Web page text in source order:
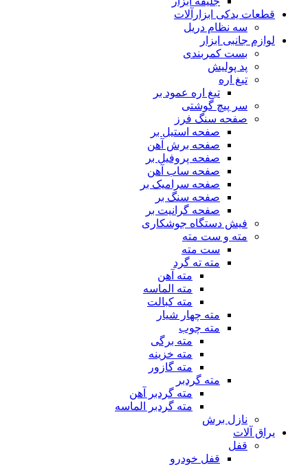
قطعات یدکی ابزارآلات
سه نظام دریل
لوازم جانبی ابزار
بست کمربندی
پد پولیش
تیغ اره
تیغ اره عمود بر
سر پیچ گوشتی
صفحه سنگ فرز
صفحه استیل بر
صفحه برش آهن
صفحه پروفیل بر
صفحه ساب آهن
صفحه سرامیک بر
صفحه سنگ بر
صفحه گرانیت بر
فیش دستگاه جوشکاری
مته و ست مته
ست مته
مته ته گرد
مته آهن
مته الماسه
مته کبالت
مته چهار شیار
مته چوب
مته برگی
مته خزینه
مته گازور
مته گردبر
مته گردبر آهن
مته گردبر الماسه
نازل برش
یراق آلات
قفل
قفل خودرو